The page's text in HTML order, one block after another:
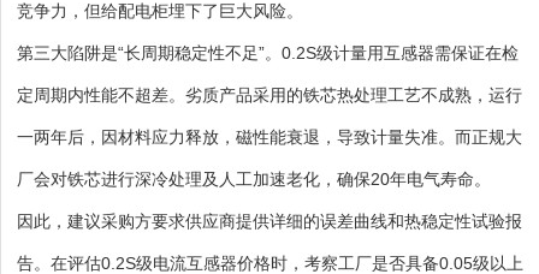
竞争力，但给配电柜埋下了巨大风险。
第三大陷阱是“长周期稳定性不足”。0.2S级计量用互感器需保证在检
定周期内性能不超差。劣质产品采用的铁芯热处理工艺不成熟，运行
一两年后，因材料应力释放，磁性能衰退，导致计量失准。而正规大
厂会对铁芯进行深冷处理及人工加速老化，确保20年电气寿命。
因此，建议采购方要求供应商提供详细的误差曲线和热稳定性试验报
告。在评估0.2S级电流互感器价格时，考察工厂是否具备0.05级以上